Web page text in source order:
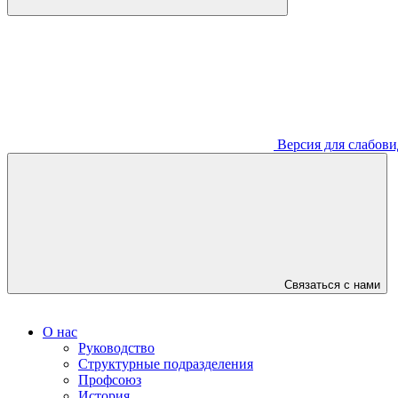
Версия для
Связаться с нами
О нас
Руководство
Структурные подразделения
Профсоюз